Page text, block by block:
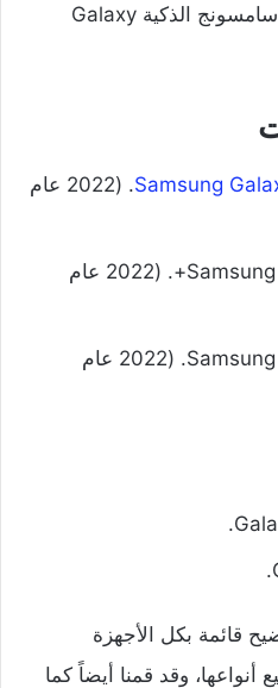
أجهزة التابلت وأيضاً ساعات سامسونج الذكية Galaxy
Samsung
.
(2022 عام
(2022 عام
(2022 عام
قائمة بكل الأجهزة
وقد قمنا أيضاً كما